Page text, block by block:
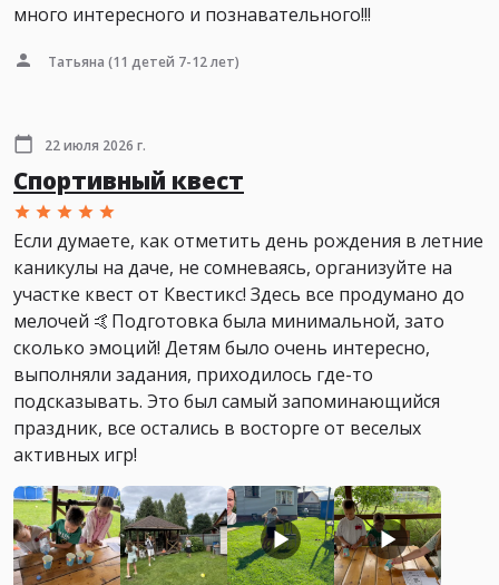
много интересного и познавательного!!!
Татьяна (11 детей 7-12 лет)
22 июля 2026 г.
Спортивный квест
Если думаете, как отметить день рождения в летние
каникулы на даче, не сомневаясь, организуйте на
участке квест от Квестикс! Здесь все продумано до
мелочей 🤙Подготовка была минимальной, зато
сколько эмоций! Детям было очень интересно,
выполняли задания, приходилось где-то
подсказывать. Это был самый запоминающийся
праздник, все остались в восторге от веселых
активных игр!